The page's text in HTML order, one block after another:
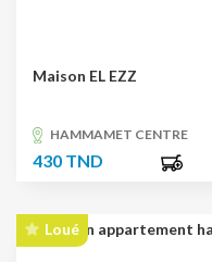
Maison EL EZZ
HAMMAMET CENTRE
430 TND
Loué